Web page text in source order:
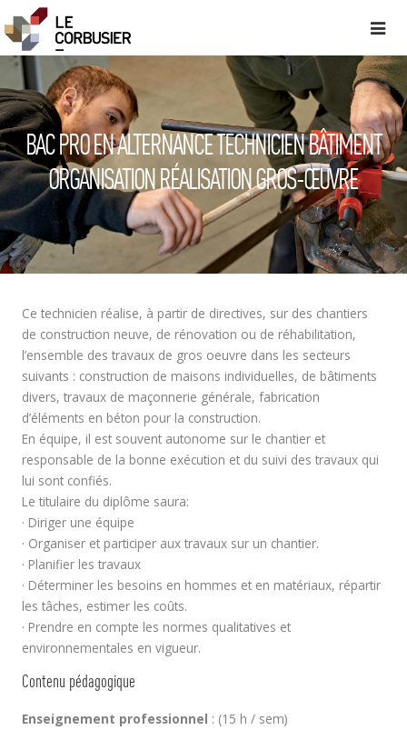
BAC PRO EN ALTERNANCE TECHNICIEN BÂTIMENT
ORGANISATION RÉALISATION GROS-ŒUVRE
Ce technicien réalise, à partir de directives, sur des chantiers
de construction neuve, de rénovation ou de réhabilitation,
l’ensemble des travaux de gros oeuvre dans les secteurs
suivants : construction de maisons individuelles, de bâtiments
divers, travaux de maçonnerie générale, fabrication
d’éléments en béton pour la construction.
En équipe, il est souvent autonome sur le chantier et
responsable de la bonne exécution et du suivi des travaux qui
lui sont confiés.
Le titulaire du diplôme saura:
· Diriger une équipe
· Organiser et participer aux travaux sur un chantier.
· Planifier les travaux
· Déterminer les besoins en hommes et en matériaux, répartir
les tâches, estimer les coûts.
· Prendre en compte les normes qualitatives et
environnementales en vigueur.
Contenu pédagogique
Enseignement professionnel : (15 h / sem)